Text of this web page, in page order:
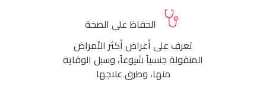
الحفاظ على الصحة
تعرف على أعراض أكثر الأمراض
المنقولة جنسياً شيوعاً، وسبل الوقاية
منها، وطرق علاجها